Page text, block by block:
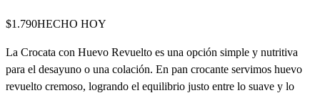
$1.790HECHO HOY
La Crocata con Huevo Revuelto es una opción simple y nutritiva
para el desayuno o una colación. En pan crocante servimos huevo
revuelto cremoso, logrando el equilibrio justo entre lo suave y lo